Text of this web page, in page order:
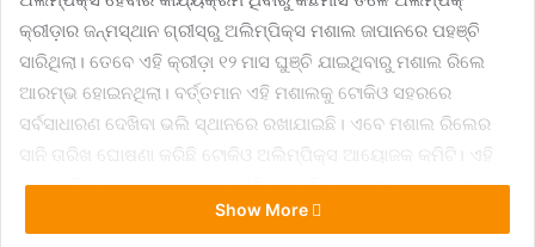
କ୍ରୀଡ଼ାର ଜନ୍ମସ୍ଥାନ ଗ୍ରୀସ୍‍ରୁ ଅଲିମ୍ପିକ୍‍ସ ମଶାଲ ଜାପାନରେ ପହଞ୍ଚି
ସାରିଥିଲା। ତେବେ ଏହି କ୍ରୀଡ଼ା ୧୨ ମାସ ଘୁଞ୍ଚି ଯାଇଥିବାରୁ ମଶାଲ ରିଲେ
ଆରମ୍ଭ ହୋଇନଥିଲା। ବର୍ତ୍ତମାନ ଏହି ମଶାଲକୁ ଟୋକିଓ ସହରରେ
ସର୍ବସାଧାରଣ ଦେଖିବା ଭଲି ସ୍ଥାନରେ ରଖାଯାଇଛି। ଏବେ ମଶାଲ ରିଲେର
ସାନି ତାରିଖ ଘୋଷଣା କରିଛି ଟୋକିଓ ଅଲିମ୍ପିକ୍‍ସ ଆୟୋଜକ କମିଟି। ଏହି
ମଶାଲ ରିଲେ ଜାପାନର ସମସ୍ତ ୪୭ଟି ଅଞ୍ଚଳିକ ପ୍ରଦେଶ ମଧ୍ୟ ଭ୍ରମଣ
କରିବାର କାର୍ଯ୍ୟକ୍ରମ ରହିଛି। ମଶାଲ ରିଲେ ବେଳେ ସମସ୍ତ କୋଭିଡ୍‍ ନିୟମ
Show More